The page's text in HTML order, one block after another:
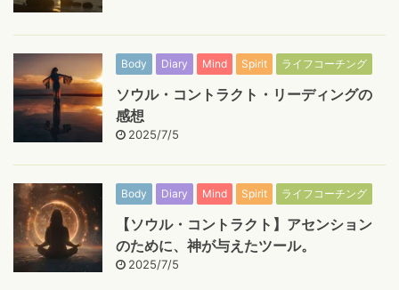
Body Diary Mind Spirit ライフコーチング
ソウル・コントラクト・リーディングの
感想
2025/7/5
Body Diary Mind Spirit ライフコーチング
【ソウル・コントラクト】アセンション
のために、神が与えたツール。
2025/7/5